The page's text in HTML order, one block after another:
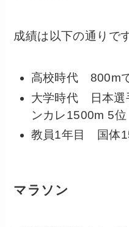
成績は以下の通りです
高校時代 800m
大学時代 日本選
ンカレ1500m 5位
教員1年目 国体
マラソン